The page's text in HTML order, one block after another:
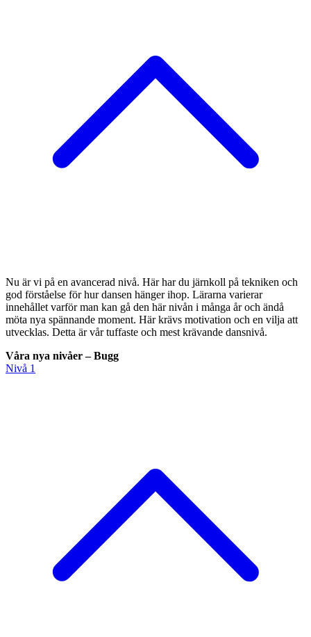
Nu är vi på en avancerad nivå. Här har du järnkoll på tekniken och
god förståelse för hur dansen hänger ihop. Lärarna varierar
innehållet varför man kan gå den här nivån i många år och ändå
möta nya spännande moment. Här krävs motivation och en vilja att
utvecklas. Detta är vår tuffaste och mest krävande dansnivå.
Våra nya nivåer – Bugg
Nivå 1